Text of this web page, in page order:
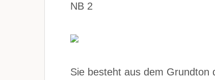
NB 2
Sie besteht aus dem Grundton